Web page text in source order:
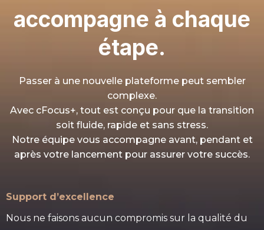
accompagne à chaque
étape.
Passer à une nouvelle plateforme peut sembler
complexe.
Avec cFocus+, tout est conçu pour que la transition
soit fluide, rapide et sans stress.
Notre équipe vous accompagne avant, pendant et
après votre lancement pour assurer votre succès.
Support d’excellence
Nous ne faisons aucun compromis sur la qualité du